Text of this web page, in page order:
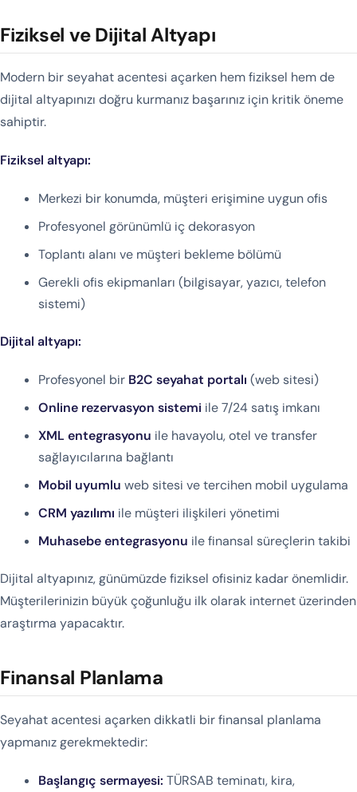
Fiziksel ve Dijital Altyapı
Modern bir seyahat acentesi açarken hem fiziksel hem de
dijital altyapınızı doğru kurmanız başarınız için kritik öneme
sahiptir.
Fiziksel altyapı:
Merkezi bir konumda, müşteri erişimine uygun ofis
Profesyonel görünümlü iç dekorasyon
Toplantı alanı ve müşteri bekleme bölümü
Gerekli ofis ekipmanları (bilgisayar, yazıcı, telefon
sistemi)
Dijital altyapı:
Profesyonel bir B2C seyahat portalı (web sitesi)
Online rezervasyon sistemi ile 7/24 satış imkanı
XML entegrasyonu ile havayolu, otel ve transfer
sağlayıcılarına bağlantı
Mobil uyumlu web sitesi ve tercihen mobil uygulama
CRM yazılımı ile müşteri ilişkileri yönetimi
Muhasebe entegrasyonu ile finansal süreçlerin takibi
Dijital altyapınız, günümüzde fiziksel ofisiniz kadar önemlidir.
Müşterilerinizin büyük çoğunluğu ilk olarak internet üzerinden
araştırma yapacaktır.
Finansal Planlama
Seyahat acentesi açarken dikkatli bir finansal planlama
yapmanız gerekmektedir:
Başlangıç sermayesi: TÜRSAB teminatı, kira,